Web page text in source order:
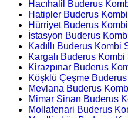
Hacıhalil Buderus
Hatipler Buderus
Hürriyet Buderus
İstasyon Buderus
Kadıllı Buderus Kombi
Kargalı Buderus Kombi
Kirazpınar Buderus
Köşklü Çeşme
Mevlana Buderus
Mimar Sinan Buderus
Mollafenari Buderus